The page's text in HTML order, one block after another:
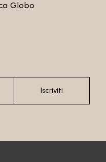
Globo
Iscriviti